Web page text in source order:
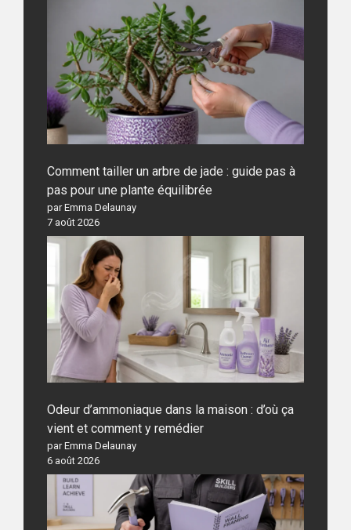
Comment tailler un arbre de jade : guide pas à
pas pour une plante équilibrée
par Emma Delaunay
7 août 2026
Odeur d’ammoniaque dans la maison : d’où ça
vient et comment y remédier
par Emma Delaunay
6 août 2026